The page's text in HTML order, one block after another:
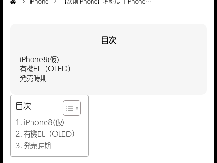
目次
iPhone8(仮)
有機EL（OLED）
発売時期
目次
iPhone8(仮)
有機EL（OLED）
発売時期